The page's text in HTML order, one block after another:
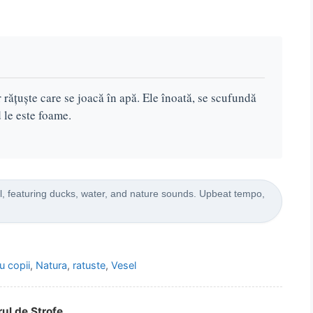
care se joacă în apă. Ele înoată, se scufundă
este foame.
featuring ducks, water, and nature sounds. Upbeat tempo,
copii, Natura, ratuste,Vesel